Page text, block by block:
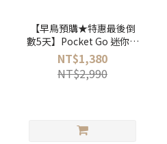
【早鳥預購★特惠最後倒
數5天】Pocket Go 迷你筋
膜槍
NT$1,380
NT$2,990